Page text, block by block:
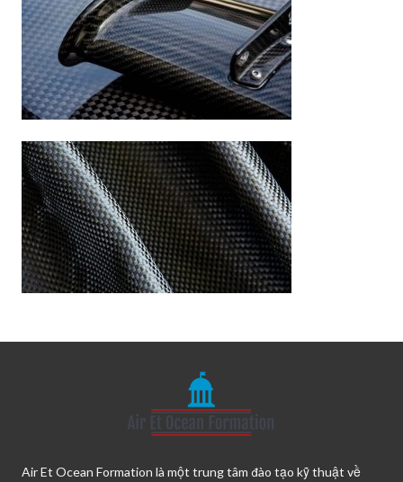
Air Et Ocean Formation là một trung tâm đào tạo kỹ thuật về